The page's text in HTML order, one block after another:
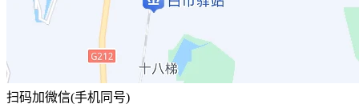
扫码加微信(手机同号)